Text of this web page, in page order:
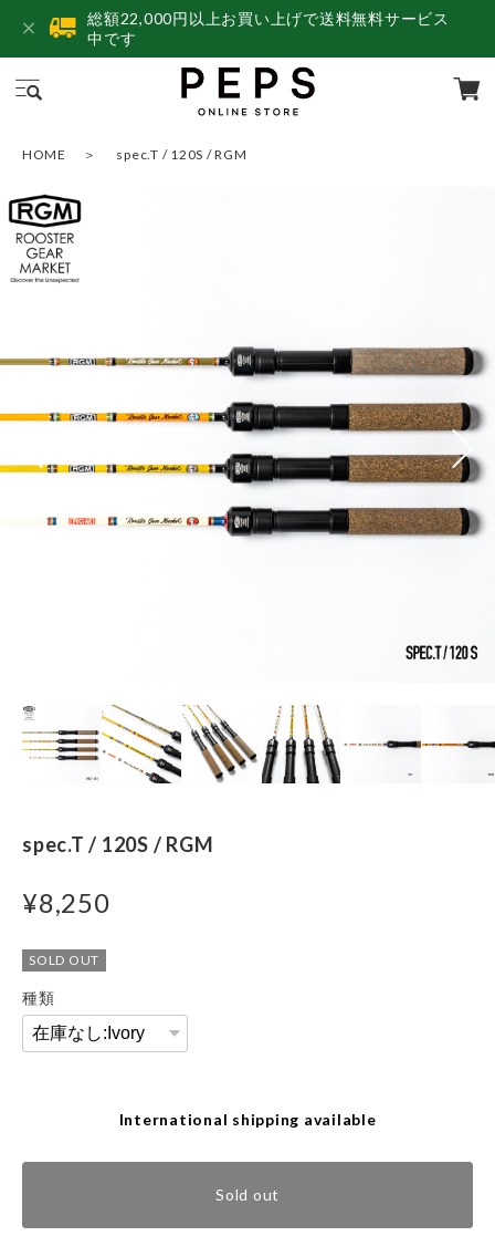
総額22,000円以上お買い上げで送料無料サービス
中です
HOME spec.T / 120S / RGM
spec.T / 120S / RGM
¥8,250
SOLD OUT
種類
International shipping available
Sold out